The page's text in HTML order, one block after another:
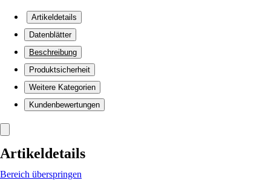
Artikeldetails
Datenblätter
Beschreibung
Produktsicherheit
Weitere Kategorien
Kundenbewertungen
Artikeldetails
Bereich überspringen